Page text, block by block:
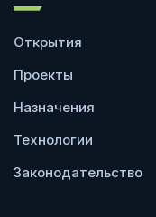
Открытия
Проекты
Назначения
Технологии
Законодательство